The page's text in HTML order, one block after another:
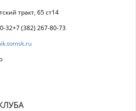
тракт, 65 ст14
32+7 (382) 267-80-73